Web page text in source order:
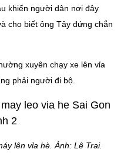
khiến người dân nơi đây
cho biết ông Tây đứng chắn
xuyên chạy xe lên vỉa
phải người đi bộ.
lên vỉa hè. Ảnh: Lê Trai.